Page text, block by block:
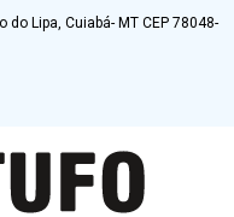
do Lipa, Cuiabá- MT CEP 78048-